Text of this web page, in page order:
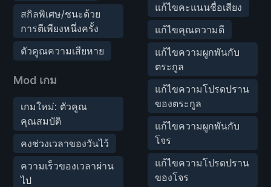
สกิลพิเศษ/ชนะด้วย
การตีเพียงหนึ่งครั้ง
ตัวคูณความเสียหาย
Mod เกม
เกมใหม่: ตัวคูณ
คุณสมบัติ
คงช่วงเวลาของวันไว้
ความเร็วของเวลาผ่าน
ไป
แก้ไขคะแนนชื่อเสียง
แก้ไขคุณความดี
แก้ไขความผูกพันกับ
ตระกูล
แก้ไขความโปรดปราน
ของตระกูล
แก้ไขความผูกพันกับ
โจร
แก้ไขความโปรดปราน
ของโจร